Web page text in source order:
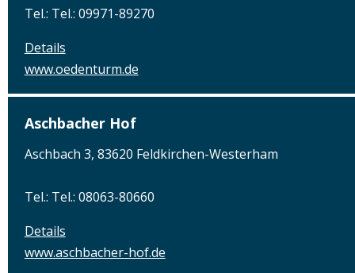
Tel.: Tel.: 09971-89270
Details
www.oedenturm.de
Aschbacher Hof
Aschbach 3, 83620 Feldkirchen-Westerham
Tel.: Tel.: 08063-80660
Details
www.aschbacher-hof.de